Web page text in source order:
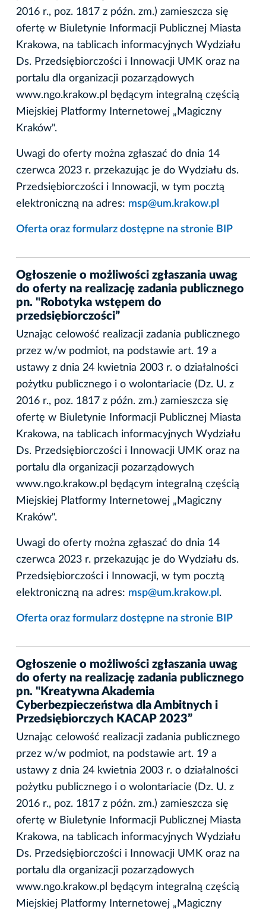
2016 r., poz. 1817 z późn. zm.) zamieszcza się
ofertę w Biuletynie Informacji Publicznej Miasta
Krakowa, na tablicach informacyjnych Wydziału
Ds. Przedsiębiorczości i Innowacji UMK oraz na
portalu dla organizacji pozarządowych
www.ngo.krakow.pl będącym integralną częścią
Miejskiej Platformy Internetowej „Magiczny
Kraków".
Uwagi do oferty można zgłaszać do dnia 14
czerwca 2023 r. przekazując je do Wydziału ds.
Przedsiębiorczości i Innowacji, w tym pocztą
elektroniczną na adres: msp@um.krakow.pl
Oferta oraz formularz dostępne na stronie BIP
Ogłoszenie o możliwości zgłaszania uwag
do oferty na realizację zadania publicznego
pn. "Robotyka wstępem do
przedsiębiorczości”
Uznając celowość realizacji zadania publicznego
przez w/w podmiot, na podstawie art. 19 a
ustawy z dnia 24 kwietnia 2003 r. o działalności
pożytku publicznego i o wolontariacie (Dz. U. z
2016 r., poz. 1817 z późn. zm.) zamieszcza się
ofertę w Biuletynie Informacji Publicznej Miasta
Krakowa, na tablicach informacyjnych Wydziału
Ds. Przedsiębiorczości i Innowacji UMK oraz na
portalu dla organizacji pozarządowych
www.ngo.krakow.pl będącym integralną częścią
Miejskiej Platformy Internetowej „Magiczny
Kraków".
Uwagi do oferty można zgłaszać do dnia 14
czerwca 2023 r. przekazując je do Wydziału ds.
Przedsiębiorczości i Innowacji, w tym pocztą
elektroniczną na adres: msp@um.krakow.pl .
Oferta oraz formularz dostępne na stronie BIP
Ogłoszenie o możliwości zgłaszania uwag
do oferty na realizację zadania publicznego
pn. "Kreatywna Akademia
Cyberbezpieczeństwa dla Ambitnych i
Przedsiębiorczych KACAP 2023”
Uznając celowość realizacji zadania publicznego
przez w/w podmiot, na podstawie art. 19 a
ustawy z dnia 24 kwietnia 2003 r. o działalności
pożytku publicznego i o wolontariacie (Dz. U. z
2016 r., poz. 1817 z późn. zm.) zamieszcza się
ofertę w Biuletynie Informacji Publicznej Miasta
Krakowa, na tablicach informacyjnych Wydziału
Ds. Przedsiębiorczości i Innowacji UMK oraz na
portalu dla organizacji pozarządowych
www.ngo.krakow.pl będącym integralną częścią
Miejskiej Platformy Internetowej „Magiczny